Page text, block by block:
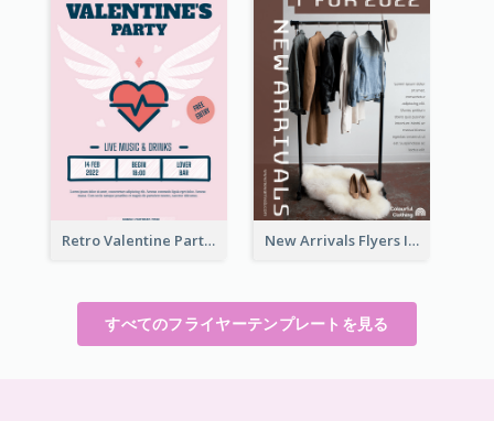
Retro Valentine Party Pink Flyers Design Templates New Arrivals Flyers In In Brown Colour Tone
すべてのフライヤーテンプレートを見る